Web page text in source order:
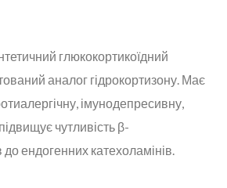
глюкокортикоїдний
аналог гідрокортизону. Має
імунодепресивну,
чутливість β-
ендогенних катехоламінів.